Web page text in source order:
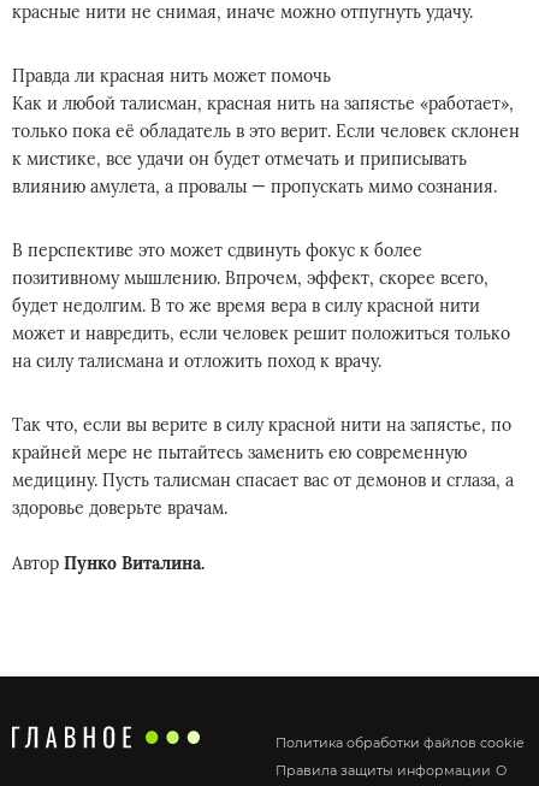
красные нити не снимая, иначе можно отпугнуть удачу.
Правда ли красная нить может помочь
Как и любой талисман, красная нить на запястье «работает»,
только пока её обладатель в это верит. Если человек склонен
к мистике, все удачи он будет отмечать и приписывать
влиянию амулета, а провалы — пропускать мимо сознания.
В перспективе это может сдвинуть фокус к более
позитивному мышлению. Впрочем, эффект, скорее всего,
будет недолгим. В то же время вера в силу красной нити
может и навредить, если человек решит положиться только
на силу талисмана и отложить поход к врачу.
Так что, если вы верите в силу красной нити на запястье, по
крайней мере не пытайтесь заменить ею современную
медицину. Пусть талисман спасает вас от демонов и сглаза, а
здоровье доверьте врачам.
Автор Пунко Виталина.
Политика обработки файлов cookie
Правила защиты информации О